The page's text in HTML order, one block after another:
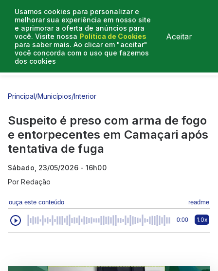
Usamos cookies para personalizar e
melhorar sua experiência em nosso site
e aprimorar a oferta de anúncios para
você. Visite nossa Política de Cookies
para saber mais. Ao clicar em "aceitar"
você concorda com o uso que fazemos
dos cookies
Aceitar
Entrevistas
Principal/Municípios/Interior
Suspeito é preso com arma de fogo
e entorpecentes em Camaçari após
tentativa de fuga
Sábado, 23/05/2026 - 16h00
PorRedação
ouça este conteúdo readme
0:00 1.0x